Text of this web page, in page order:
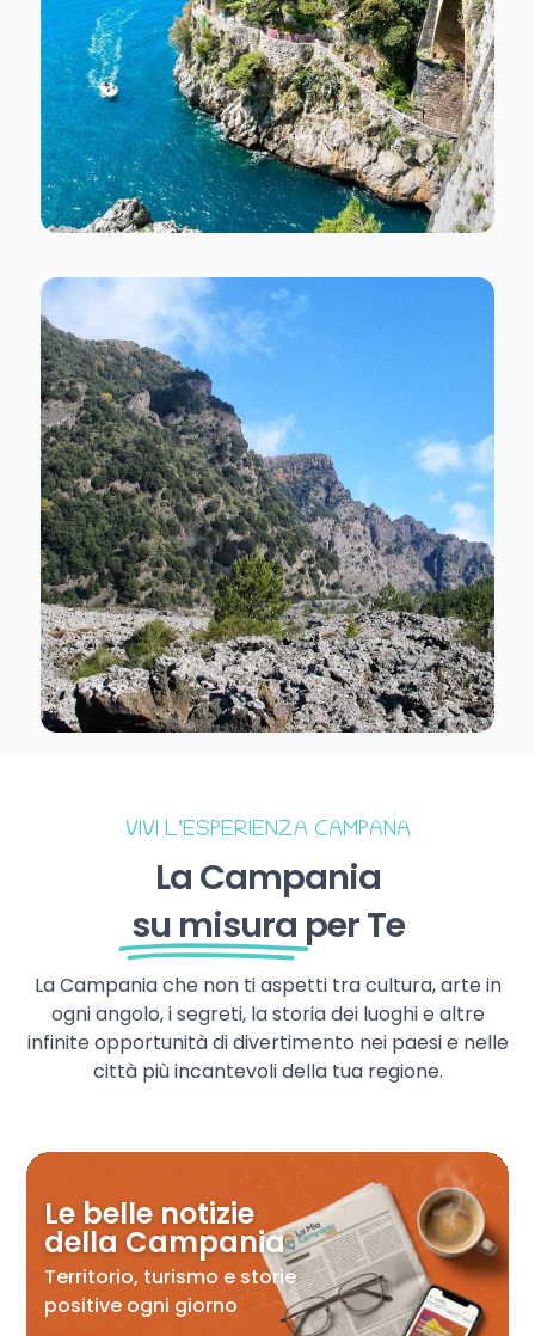
VIVI L’ESPERIENZA CAMPANA
La Campania
su misura per Te
La Campania che non ti aspetti tra cultura, arte in
ogni angolo, i segreti, la storia dei luoghi e altre
infinite opportunità di divertimento nei paesi e nelle
città più incantevoli della tua regione.
Le belle notizie
della Campania
Territorio, turismo e storie
positive ogni giorno